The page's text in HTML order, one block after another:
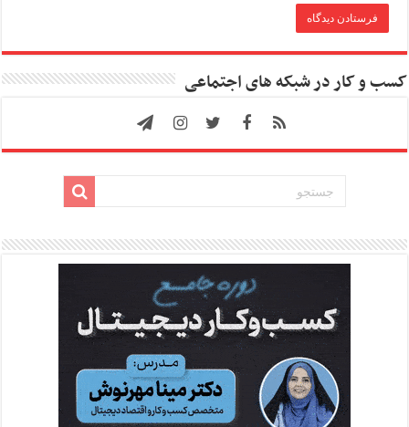
کسب و کار در شبکه های اجتماعی